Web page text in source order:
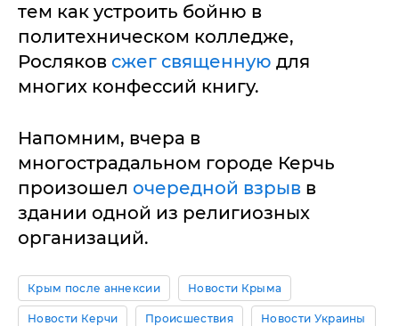
тем как устроить бойню в
политехническом колледже,
Росляков сжег священную для
многих конфессий книгу.
Напомним, вчера в
многострадальном городе Керчь
произошел очередной взрыв в
здании одной из религиозных
организаций.
Крым после аннексии Новости Крыма
Новости Керчи Происшествия Новости Украины